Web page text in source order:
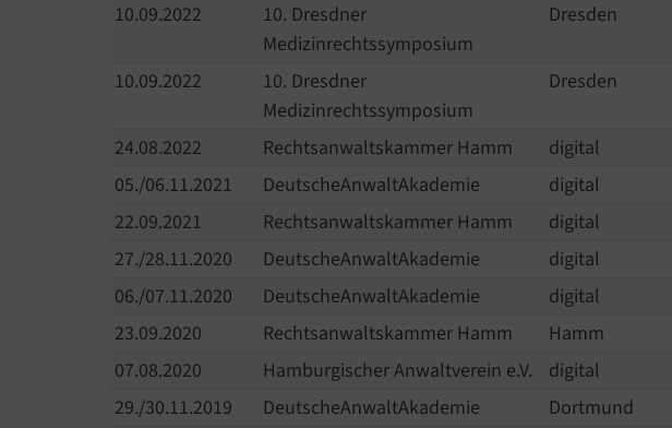
10.09.2022
10. Dresdner
Medizinrechtssymposium
Dresden
10.09.2022
10. Dresdner
Medizinrechtssymposium
Dresden
24.08.2022
Rechtsanwaltskammer Hamm digital
05./06.11.2021
DeutscheAnwaltAkademie digital
22.09.2021
Rechtsanwaltskammer Hamm digital
27./28.11.2020
DeutscheAnwaltAkademie digital
06./07.11.2020
DeutscheAnwaltAkademie digital
23.09.2020
Rechtsanwaltskammer Hamm Hamm
07.08.2020
Hamburgischer Anwaltverein e.V. digital
29./30.11.2019
DeutscheAnwaltAkademie Dortmund